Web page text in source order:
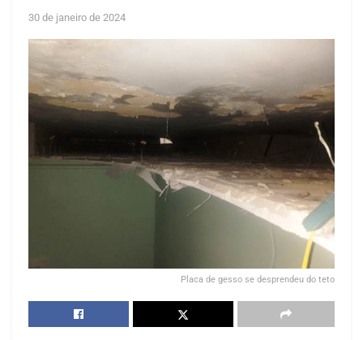
30 de janeiro de 2024
Placa de gesso se desprendeu do teto